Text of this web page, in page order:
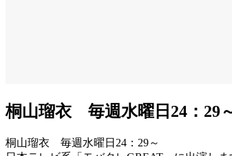
桐山瑠衣 毎週水曜日24：29
桐山瑠衣 毎週水曜日24：29～